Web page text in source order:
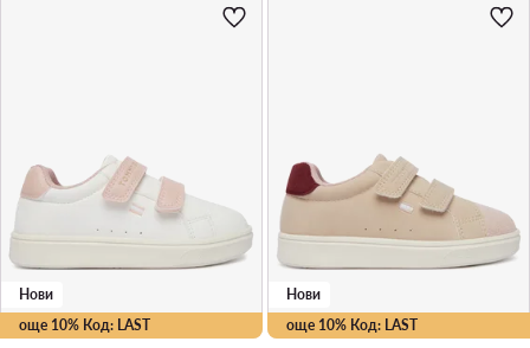
още 10% Код: LAST
Нови
още 10% Код: LAST
Нови